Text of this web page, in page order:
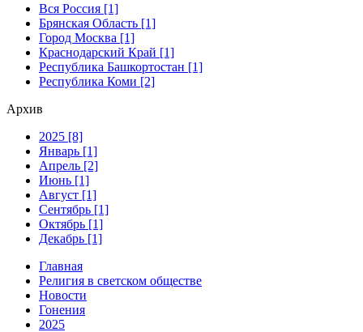
Вся Россия [1]
Брянская Область [1]
Город Москва [1]
Краснодарский Край [1]
Республика Башкортостан [1]
Республика Коми [2]
Архив
2025 [8]
Январь [1]
Апрель [2]
Июнь [1]
Август [1]
Сентябрь [1]
Октябрь [1]
Декабрь [1]
Главная
Религия в светском обществе
Новости
Гонения
2025